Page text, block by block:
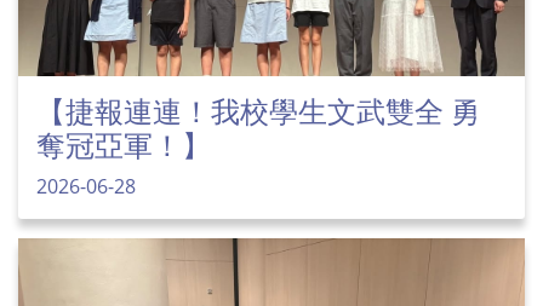
【捷報連連！我校學生文武雙全 勇
奪冠亞軍！】
2026-06-28